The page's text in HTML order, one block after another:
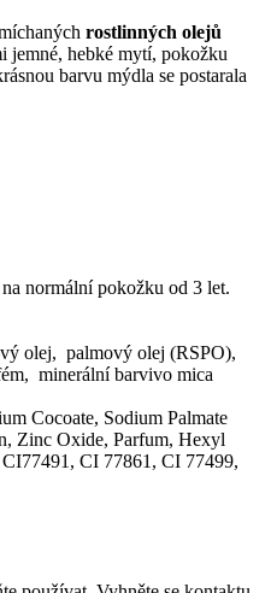
rostlinných olejů
jemné, hebké mytí, pokožku
barvu mýdla se postarala
normální pokožku od 3 let.
olej, palmový olej (RSPO),
minerální barvivo mica
Cocoate, Sodium Palmate
Zinc Oxide, Parfum, Hexyl
CI 77861, CI 77499,